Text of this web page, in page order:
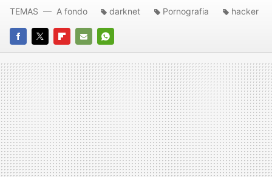
FACEBOOK
TWITTERFLIPBOARD
E-
MAIL
WHATSAPP
TEMAS A fondo darknet Pornografia hacker